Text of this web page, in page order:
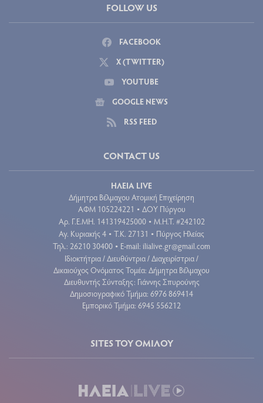
FOLLOW US
FACEBOOK
X (TWITTER)
YOUTUBE
GOOGLE NEWS
RSS FEED
CONTACT US
ΗΛΕΙΑ LIVE
Δήμητρα Βέλμαχου Ατομική Επιχείρηση
ΑΦΜ 105224221 • ΔΟΥ Πύργου
Aρ. Γ.Ε.ΜΗ. 141319425000 • Μ.Η.Τ. #242102
Αγ. Κυριακής 4 • Τ.Κ. 27131 • Πύργος Ηλείας
Τηλ.: 26210 30400 • E-mail: ilialive.gr@gmail.com
Ιδιοκτήτρια / Διευθύντρια / Διαχειρίστρια /
Δικαιούχος Ονόματος Τομέα: Δήμητρα Βέλμαχου
Διευθυντής Σύνταξης: Γιάννης Σπυρούνης
Δημοσιογραφικό Τμήμα: 6976 869414
Εμπορικό Τμήμα: 6945 556212
SITES ΤΟΥ ΟΜΙΛΟΥ